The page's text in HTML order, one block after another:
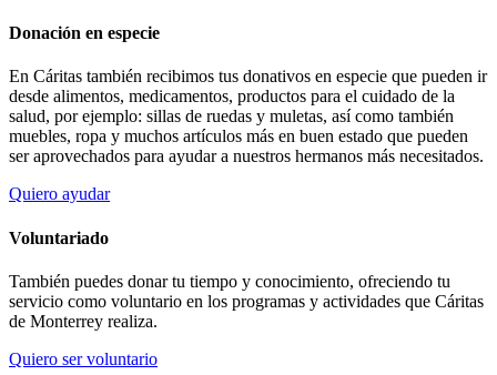
Donación en especie
En Cáritas también recibimos tus donativos en especie que pueden ir
desde alimentos, medicamentos, productos para el cuidado de la
salud, por ejemplo: sillas de ruedas y muletas, así como también
muebles, ropa y muchos artículos más en buen estado que pueden
ser aprovechados para ayudar a nuestros hermanos más necesitados.
Quiero ayudar
Voluntariado
También puedes donar tu tiempo y conocimiento, ofreciendo tu
servicio como voluntario en los programas y actividades que Cáritas
de Monterrey realiza.
Quiero ser voluntario